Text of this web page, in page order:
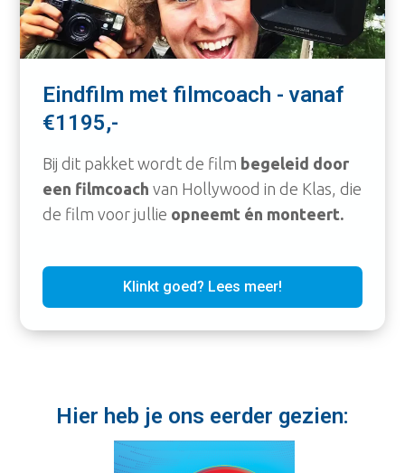
Eindfilm met filmcoach - vanaf
€1195,-
Bij dit pakket wordt de film begeleid door
een filmcoach van Hollywood in de Klas, die
de film voor jullie opneemt én monteert.
Klinkt goed? Lees meer!
Hier heb je ons eerder gezien: